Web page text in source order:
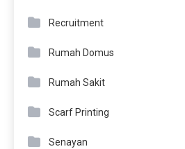
Recruitment
Rumah Domus
Rumah Sakit
Scarf Printing
Senayan